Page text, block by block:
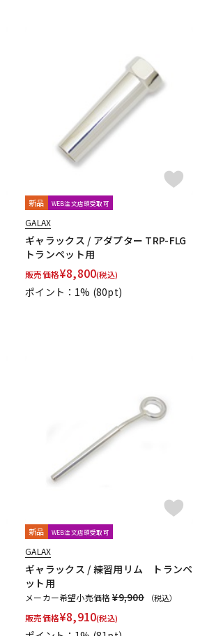
新品 WEB注文店頭受取可
GALAX
ギャラックス / アダプター TRP-FLG
トランペット用
販売価格¥8,800(税込)
ポイント：1% (80pt)
新品 WEB注文店頭受取可
GALAX
ギャラックス / 練習用リム トランペ
ット用
メーカー希望小売価格¥9,900 （税込）
販売価格¥8,910(税込)